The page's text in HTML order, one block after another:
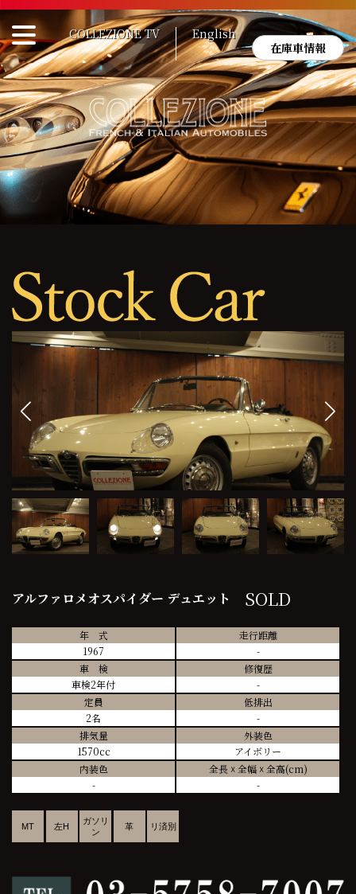
Skip
to
content
COLLEZIONE TV
English
在庫車情報
アルファロメオスパイダー デュエット SOLD
年 式
1967
走行距離
-
車 検
車検2年付
修復歴
-
定員
2名
低排出
-
排気量
1570cc
外装色
アイボリー
内装色
-
全長 ☓ 全幅 ☓ 全高(cm)
-
MT 左H
ガソリ
ン
革 リ済別